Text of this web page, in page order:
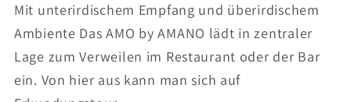
Mit unterirdischem Empfang und überirdischem
Ambiente Das AMO by AMANO lädt in zentraler
Lage zum Verweilen im Restaurant oder der Bar
ein. Von hier aus kann man sich auf